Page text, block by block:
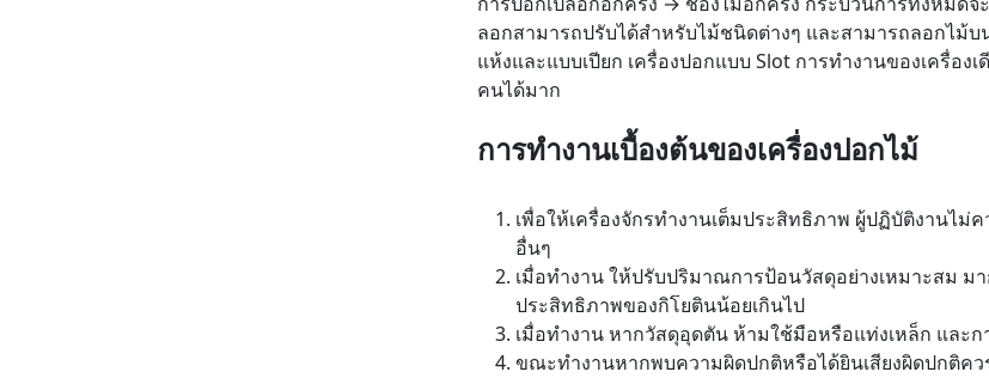
ลอกสามารถปรับได้สำหรับไม้ชนิดต่างๆ และสามารถลอกไม้
แห้งและแบบเปียก เครื่องปอกแบบ Slot การทำงานของเครื่อ
คนได้มาก
การทำงานเบื้องต้นของเครื่องปอกไม้
เพื่อให้เครื่องจักรทำงานเต็มประสิทธิภาพ ผู้ปฏิบัติงานไ
อื่นๆ
เมื่อทำงาน ให้ปรับปริมาณการป้อนวัสดุอย่างเหมาะสม ม
ประสิทธิภาพของกิโยตินน้อยเกินไป
เมื่อทำงาน หากวัสดุอุดตัน ห้ามใช้มือหรือแท่งเหล็ก แ
ขณะทำงานหากพบความผิดปกติหรือได้ยินเสียงผิดปกติค